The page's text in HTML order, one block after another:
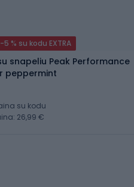
% su kodu EXTRA
snapeliu Peak Performance
peppermint
su kodu
26,99 €